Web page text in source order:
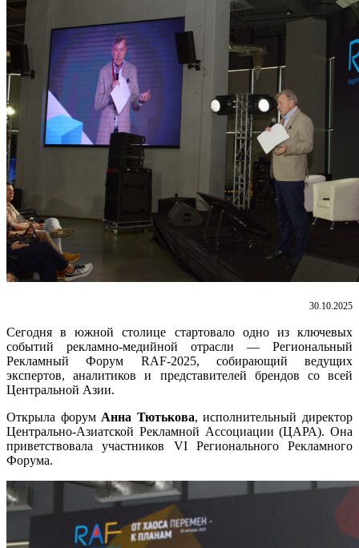
30.10.2025
Сегодня в южной столице стартовало одно из ключевых
событий рекламно-медийной отрасли — Региональный
Рекламный Форум RAF-2025, собирающий ведущих
экспертов, аналитиков и представителей брендов со всей
Центральной Азии.
Открыла форум Анна Тютькова, исполнительный директор
Центрально-Азиатской Рекламной Ассоциации (ЦАРА). Она
приветствовала участников VI Регионального Рекламного
Форума.